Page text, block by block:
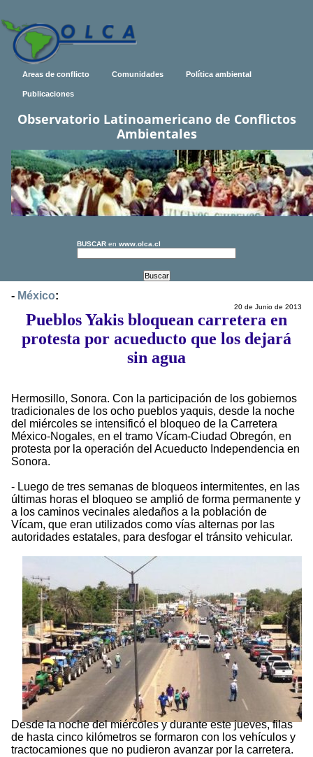
Areas de conflicto Comunidades Política ambiental
Publicaciones
Observatorio Latinoamericano de Conflictos
Ambientales
BUSCAR en www.olca.cl
- México:
20 de Junio de 2013
Pueblos Yakis bloquean carretera en
protesta por acueducto que los dejará
sin agua
Hermosillo, Sonora. Con la participación de los gobiernos
tradicionales de los ocho pueblos yaquis, desde la noche
del miércoles se intensificó el bloqueo de la Carretera
México-Nogales, en el tramo Vícam-Ciudad Obregón, en
protesta por la operación del Acueducto Independencia en
Sonora.
- Luego de tres semanas de bloqueos intermitentes, en las
últimas horas el bloqueo se amplió de forma permanente y
a los caminos vecinales aledaños a la población de
Vícam, que eran utilizados como vías alternas por las
autoridades estatales, para desfogar el tránsito vehicular.
Desde la noche del miércoles y durante este jueves, filas
de hasta cinco kilómetros se formaron con los vehículos y
tractocamiones que no pudieron avanzar por la carretera.